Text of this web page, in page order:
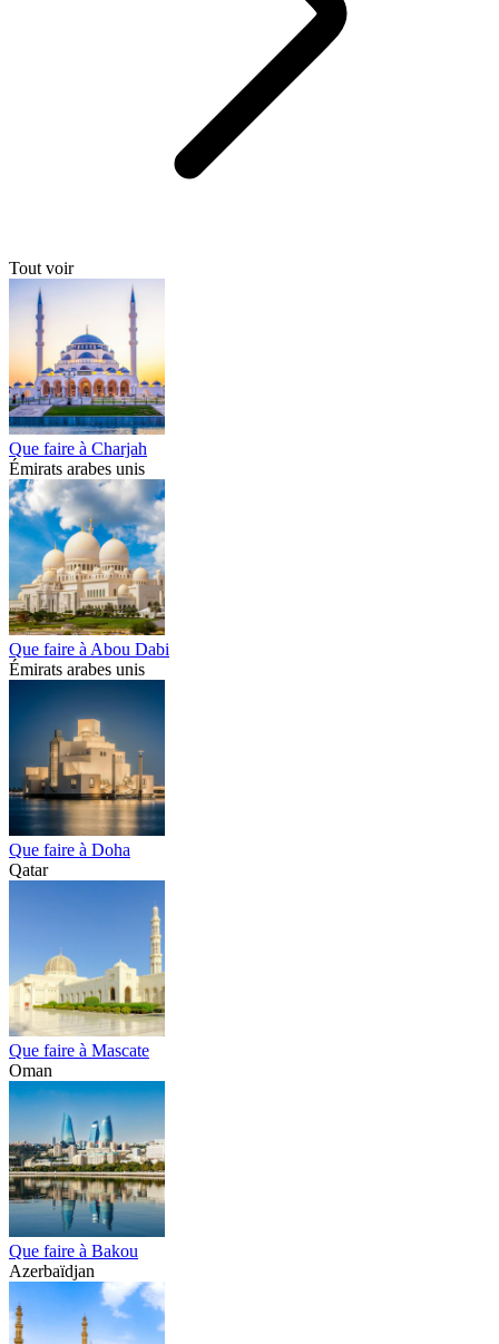
Tout voir
Que faire à Charjah
Émirats arabes unis
Que faire à Abou Dabi
Émirats arabes unis
Que faire à Doha
Qatar
Que faire à Mascate
Oman
Que faire à Bakou
Azerbaïdjan